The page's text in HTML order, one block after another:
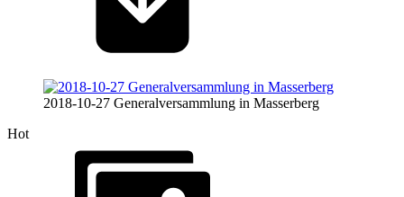
2018-10-27 Generalversammlung in Masserberg
Hot